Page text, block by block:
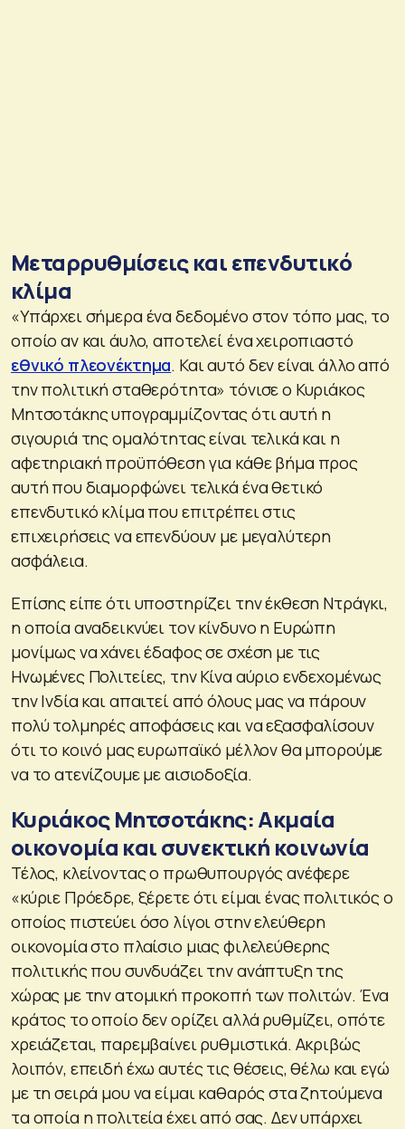
Μεταρρυθμίσεις και επενδυτικό
κλίμα
«Υπάρχει σήμερα ένα δεδομένο στον τόπο μας, το
οποίο αν και άυλο, αποτελεί ένα χειροπιαστό
εθνικό πλεονέκτημα. Και αυτό δεν είναι άλλο από
την πολιτική σταθερότητα» τόνισε ο Κυριάκος
Μητσοτάκης υπογραμμίζοντας ότι αυτή η
σιγουριά της ομαλότητας είναι τελικά και η
αφετηριακή προϋπόθεση για κάθε βήμα προς
αυτή που διαμορφώνει τελικά ένα θετικό
επενδυτικό κλίμα που επιτρέπει στις
επιχειρήσεις να επενδύουν με μεγαλύτερη
ασφάλεια.
Επίσης είπε ότι υποστηρίζει την έκθεση Ντράγκι,
η οποία αναδεικνύει τον κίνδυνο η Ευρώπη
μονίμως να χάνει έδαφος σε σχέση με τις
Ηνωμένες Πολιτείες, την Κίνα αύριο ενδεχομένως
την Ινδία και απαιτεί από όλους μας να πάρουν
πολύ τολμηρές αποφάσεις και να εξασφαλίσουν
ότι το κοινό μας ευρωπαϊκό μέλλον θα μπορούμε
να το ατενίζουμε με αισιοδοξία.
Κυριάκος Μητσοτάκης: Ακμαία
οικονομία και συνεκτική κοινωνία
Τέλος, κλείνοντας ο πρωθυπουργός ανέφερε
«κύριε Πρόεδρε, ξέρετε ότι είμαι ένας πολιτικός ο
οποίος πιστεύει όσο λίγοι στην ελεύθερη
οικονομία στο πλαίσιο μιας φιλελεύθερης
πολιτικής που συνδυάζει την ανάπτυξη της
χώρας με την ατομική προκοπή των πολιτών. Ένα
κράτος το οποίο δεν ορίζει αλλά ρυθμίζει, οπότε
χρειάζεται, παρεμβαίνει ρυθμιστικά. Ακριβώς
λοιπόν, επειδή έχω αυτές τις θέσεις, θέλω και εγώ
με τη σειρά μου να είμαι καθαρός στα ζητούμενα
τα οποία η πολιτεία έχει από σας. Δεν υπάρχει